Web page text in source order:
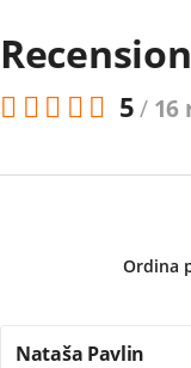
5/ 16
Nataša Pavlin
Ordina